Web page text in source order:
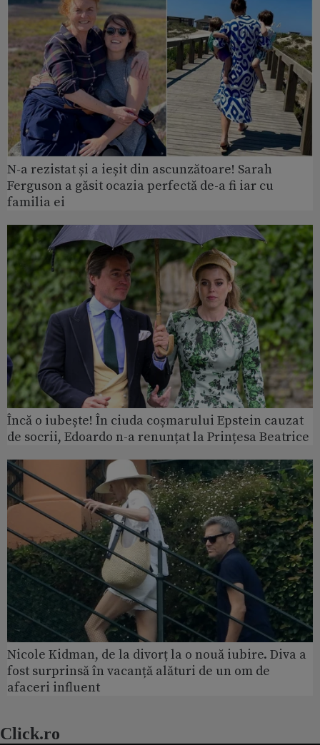
N-a rezistat și a ieșit din ascunzătoare! Sarah
Ferguson a găsit ocazia perfectă de-a fi iar cu
familia ei
Încă o iubește! În ciuda coșmarului Epstein cauzat
de socrii, Edoardo n-a renunțat la Prințesa Beatrice
Nicole Kidman, de la divorț la o nouă iubire. Diva a
fost surprinsă în vacanță alături de un om de
afaceri influent
Click.ro